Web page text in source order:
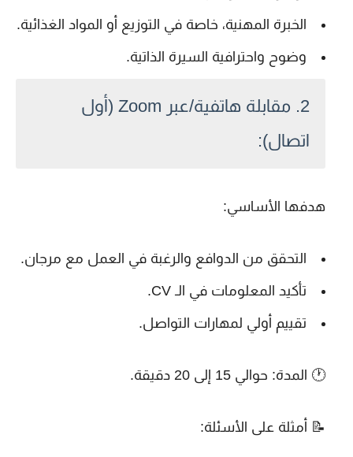
الخبرة المهنية، خاصة في التوزيع أو المواد الغذائية.
وضوح واحترافية السيرة الذاتية.
2.
مقابلة هاتفية/عبر Zoom (أول
اتصال):
هدفها الأساسي:
التحقق من الدوافع والرغبة في العمل مع مرجان.
تأكيد المعلومات في الـ CV.
تقييم أولي لمهارات التواصل.
🕐 المدة: حوالي 15 إلى 20 دقيقة.
📝 أمثلة على الأسئلة: